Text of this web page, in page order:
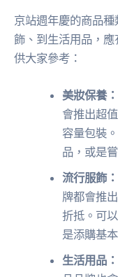
京站週年慶的商品
飾、到生活用品，應
供大家參考：
美妝保養：
會推出超
容量包裝
品，或是
流行服飾：
牌都會推
折抵。可
是添購基
生活用品：